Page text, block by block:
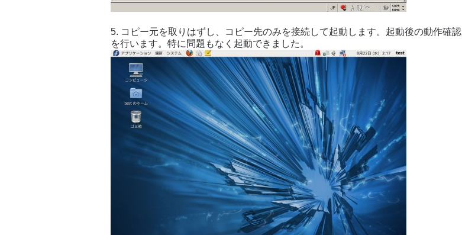
5. コピー元を取りはずし、コピー先のみを接続して起動します。起動後の動作確認
を行います。特に問題もなく起動できました。